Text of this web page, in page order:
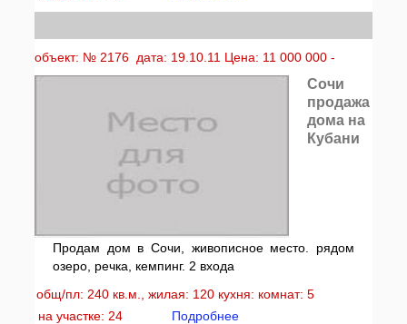
объект: № 2176 дата: 19.10.11 Цена: 11 000 000 -
Сочи
продажа
дома на
Кубани
Продам дом в Сочи, живописное место. рядом
озеро, речка, кемпинг. 2 входа
общ/пл: 240 кв.м., жилая: 120 кухня: комнат: 5
на участке: 24
Подробнее